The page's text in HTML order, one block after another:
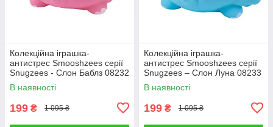
Колекційна іграшка-
антистрес Smooshzees серії
Snugzees - Слон Баблз 08232
В наявності
199 ₴ 1 095 ₴
Колекційна іграшка-
антистрес Smooshzees серії
Snugzees – Слон Луна 08233
В наявності
199 ₴ 1 095 ₴